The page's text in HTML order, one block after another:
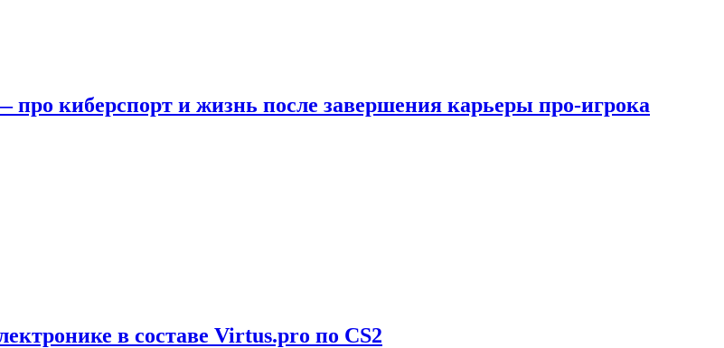
киберспорт и жизнь после завершения карьеры про-игрока
в составе Virtus.pro по CS2